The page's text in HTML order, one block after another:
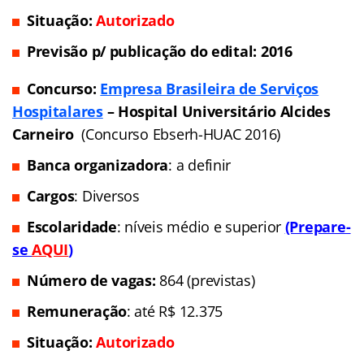
Situação:Autorizado
Previsão p/ publicação do edital: 2016
Concurso: Empresa Brasileira de Serviços
Hospitalares – Hospital Universitário Alcides
Carneiro (Concurso Ebserh-HUAC 2016)
Banca organizadora: a definir
Cargos: Diversos
Escolaridade: níveis médio e superior (Prepare-
seAQUI)
Número de vagas: 864 (previstas)
Remuneração: até R$ 12.375
Situação:Autorizado